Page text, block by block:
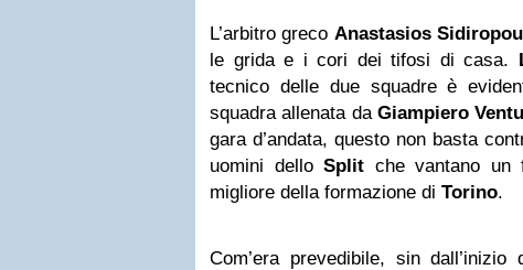
L’arbitro greco Anastasios
le grida e i cori dei tifosi di casa.
tecnico delle due squadre è
squadra allenata da Giampiero
gara d’andata, questo non basta
uomini dello Split che vantano un
migliore della formazione di Torino.
Com’era prevedibile, sin